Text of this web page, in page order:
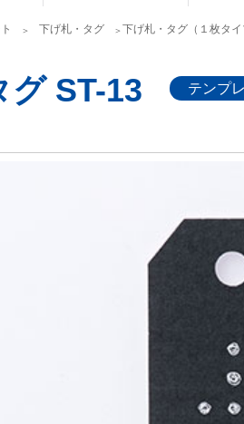
下げ札・タグ 下げ札・タグ（１枚タイ
グ ST-13 テンプ